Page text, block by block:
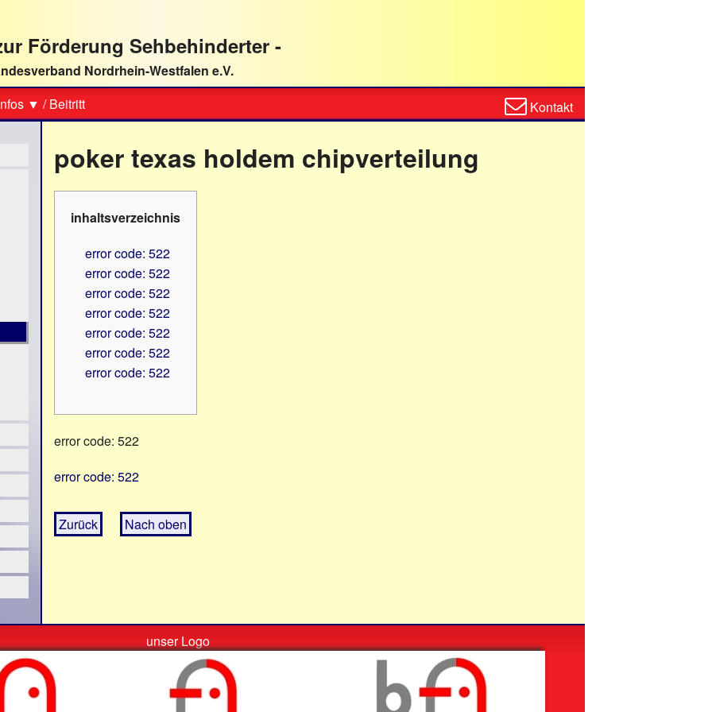
Förderung Sehbehinderter -
Nordrhein-Westfalen e.V.
▼ /Beitritt
Kontaktformular
Kontakt
poker texas holdem chipverteilung
inhaltsverzeichnis
error code: 522
error code: 522
error code: 522
error code: 522
error code: 522
error code: 522
error code: 522
error code: 522
error code: 522
Zurück Nach oben
unser Logo